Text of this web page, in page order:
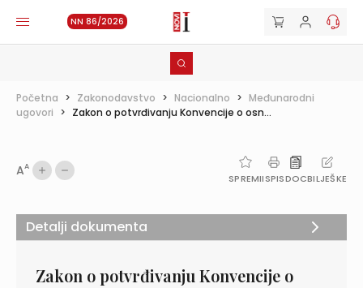
NN 86/2026
Početna > Zakonodavstvo > Nacionalno > Međunarodni
ugovori > Zakon o potvrđivanju Konvencije o osn...
AA
SPREMIISPISDOCBILJEŠKE
Zakon o potvrđivanju Konvencije o
Detalji dokumenta